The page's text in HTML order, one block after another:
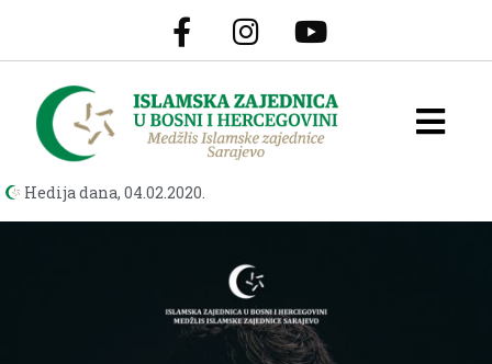
Hedija dana, 04.02.2020.